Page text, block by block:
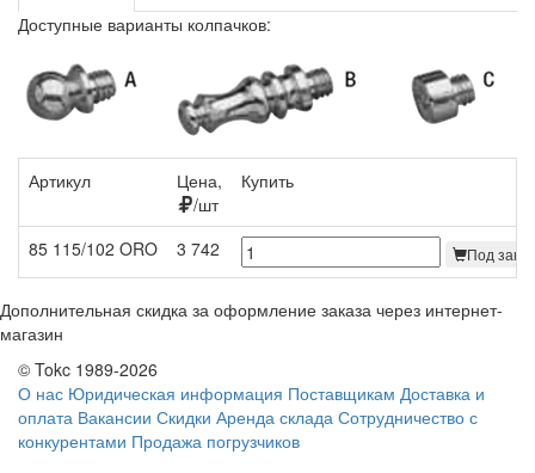
Доступные варианты колпачков:
Артикул
Цена,
/шт
Купить
85 115/102 ORO 3 742 Под
Дополнительная скидка за оформление заказа через интернет-
магазин
© Tokc 1989-2026
О нас Юридическая информация Поставщикам Доставка и
оплата Вакансии Скидки Аренда склада Сотрудничество с
конкурентами Продажа погрузчиков